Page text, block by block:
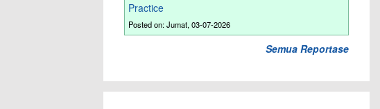
Practice
Posted on: Jumat, 03-07-2026
Semua Reportase